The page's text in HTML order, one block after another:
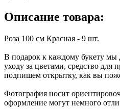
Описание товара:
Роза 100 см Красная - 9 шт.
В подарок к каждому букету
уходу за цветами, средство для
подпишем открытку, как вы
Фотография носит
оформление могут немного